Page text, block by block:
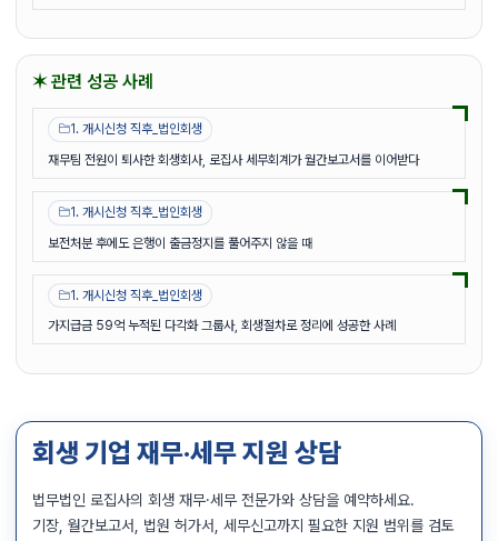
✶ 관련 성공 사례
1. 개시신청 직후_법인회생
재무팀 전원이 퇴사한 회생회사, 로집사 세무회계가 월간보고서를 이어받다
1. 개시신청 직후_법인회생
보전처분 후에도 은행이 출금정지를 풀어주지 않을 때
1. 개시신청 직후_법인회생
가지급금 59억 누적된 다각화 그룹사, 회생절차로 정리에 성공한 사례
회생 기업 재무·세무 지원 상담
법무법인 로집사의 회생 재무·세무 전문가와 상담을 예약하세요.
기장, 월간보고서, 법원 허가서, 세무신고까지 필요한 지원 범위를 검토